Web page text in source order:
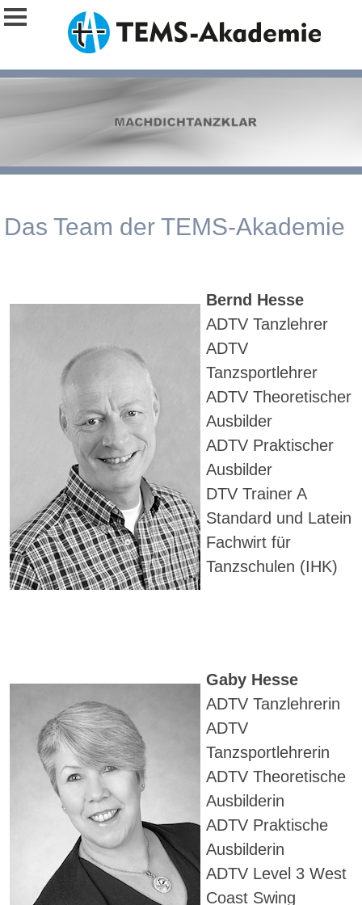
Das Team der TEMS-Akademie
Bernd Hesse
ADTV Tanzlehrer
ADTV
Tanzsportlehrer
ADTV Theoretischer
Ausbilder
ADTV Praktischer
Ausbilder
DTV Trainer A
Standard und Latein
Fachwirt für
Tanzschulen (IHK)
Gaby Hesse
ADTV Tanzlehrerin
ADTV
Tanzsportlehrerin
ADTV Theoretische
Ausbilderin
ADTV Praktische
Ausbilderin
ADTV Level 3 West
Coast Swing